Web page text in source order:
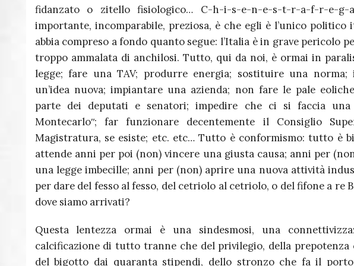
fidanzato o zitello fisiologico… C-h-i-s-e-n-e-s-t-r-a-f-r-e-g-
importante, incomparabile, preziosa, è che egli è l’unico politico
abbia compreso a fondo quanto segue: l’Italia è in grave pericolo
troppo ammalata di anchilosi. Tutto, qui da noi, è ormai in
legge; fare una TAV; produrre energia; sostituire una norma;
un’idea nuova; impiantare una azienda; non fare le pale
parte dei deputati e senatori; impedire che ci si faccia una
Montecarloʺ; far funzionare decentemente il Consiglio
Magistratura, se esiste; etc. etc… Tutto è conformismo: tutto è
attende anni per poi (non) vincere una giusta causa; anni per
una legge imbecille; anni per (non) aprire una nuova attività
per dare del fesso al fesso, del cetriolo al cetriolo, o del fifone a re
dove siamo arrivati?
Questa lentezza ormai è una sindesmosi, una
calcificazione di tutto tranne che del privilegio, della prepotenza
del bigotto dai quaranta stipendi, dello stronzo che fa il